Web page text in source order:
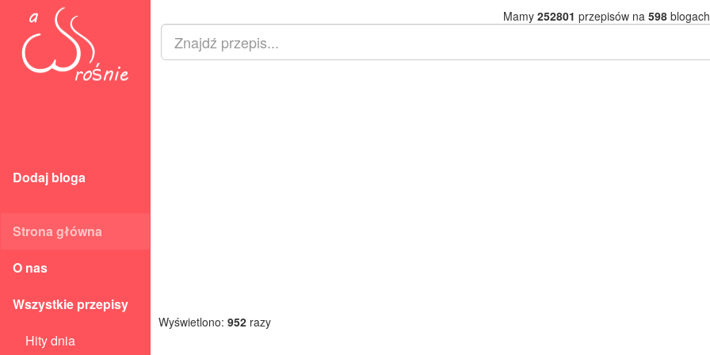
Dodaj bloga
Strona główna
O nas
Wszystkie przepisy
Hity dnia
Mamy 252801 przepisów na 598
Wyświetlono: 952 razy